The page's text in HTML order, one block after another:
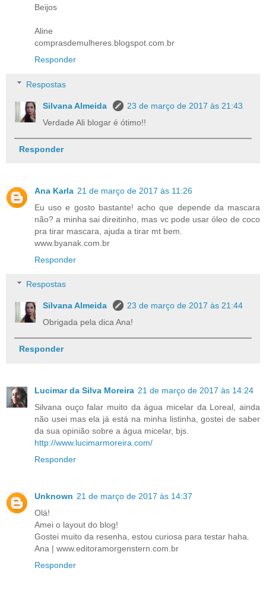
Beijos
Aline
comprasdemulheres.blogspot.com.br
Responder
Respostas
Silvana Almeida
23 de março de 2017 às 21:43
Verdade Ali blogar é ótimo!!
Responder
Ana Karla 21 de março de 2017 às 11:26
Eu uso e gosto bastante! acho que depende da mascara
não? a minha sai direitinho, mas vc pode usar óleo de coco
pra tirar mascara, ajuda a tirar mt bem.
www.byanak.com.br
Responder
Respostas
Silvana Almeida
23 de março de 2017 às 21:44
Obrigada pela dica Ana!
Responder
Lucimar da Silva Moreira 21 de março de 2017 às 14:24
Silvana ouço falar muito da água micelar da Loreal, ainda
não usei mas ela já está na minha listinha, gostei de saber
da sua opinião sobre a água micelar, bjs.
http://www.lucimarmoreira.com/
Responder
Unknown 21 de março de 2017 às 14:37
Olá!
Amei o layout do blog!
Gostei muito da resenha, estou curiosa para testar haha.
Ana | www.editoramorgenstern.com.br
Responder